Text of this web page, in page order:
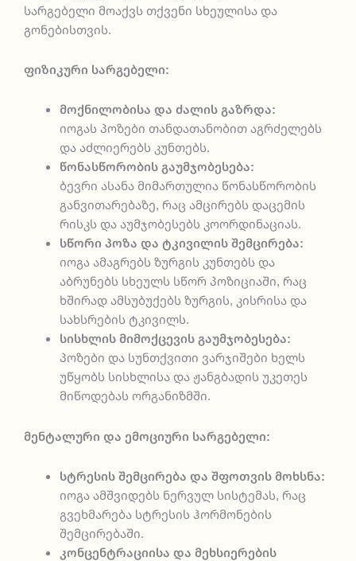
სარგებელი მოაქვს თქვენი სხეულისა და
გონებისთვის.
ფიზიკური სარგებელი:
მოქნილობისა და ძალის გაზრდა:
იოგას პოზები თანდათანობით აგრძელებს
და აძლიერებს კუნთებს.
წონასწორობის გაუმჯობესება:
ბევრი ასანა მიმართულია წონასწორობის
განვითარებაზე, რაც ამცირებს დაცემის
რისკს და აუმჯობესებს კოორდინაციას.
სწორი პოზა და ტკივილის შემცირება:
იოგა ამაგრებს ზურგის კუნთებს და
აბრუნებს სხეულს სწორ პოზიციაში, რაც
ხშირად ამსუბუქებს ზურგის, კისრისა და
სახსრების ტკივილს.
სისხლის მიმოქცევის გაუმჯობესება:
პოზები და სუნთქვითი ვარჯიშები ხელს
უწყობს სისხლისა და ჟანგბადის უკეთეს
მიწოდებას ორგანიზმში.
მენტალური და ემოციური სარგებელი:
სტრესის შემცირება და შფოთვის მოხსნა:
იოგა ამშვიდებს ნერვულ სისტემას, რაც
გვეხმარება სტრესის ჰორმონების
შემცირებაში.
კონცენტრაციისა და მეხსიერების